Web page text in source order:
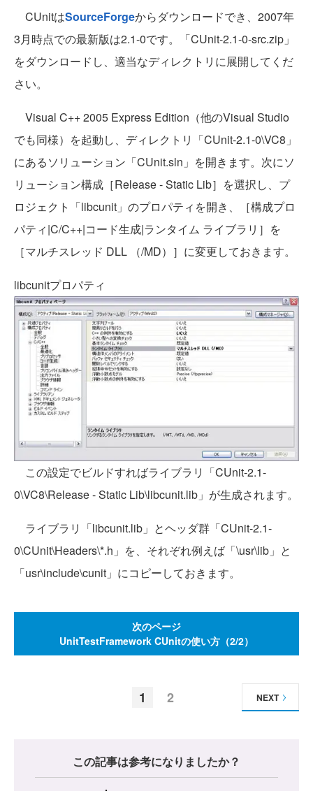
CUnitはSourceForgeからダウンロードでき、2007年
3月時点での最新版は2.1-0です。「CUnit-2.1-0-src.zip」
をダウンロードし、適当なディレクトリに展開してくだ
さい。
Visual C++ 2005 Express Edition（他のVisual Studio
でも同様）を起動し、ディレクトリ「CUnit-2.1-0\VC8」
にあるソリューション「CUnit.sln」を開きます。次にソ
リューション構成［Release - Static Lib］を選択し、プ
ロジェクト「libcunit」のプロパティを開き、［構成プロ
パティ|C/C++|コード生成|ランタイム ライブラリ］を
［マルチスレッド DLL （/MD）］に変更しておきます。
libcunitプロパティ
この設定でビルドすればライブラリ「CUnit-2.1-
0\VC8\Release - Static Lib\libcunit.lib」が生成されます。
ライブラリ「libcunit.lib」とヘッダ群「CUnit-2.1-
0\CUnit\Headers\*.h」を、それぞれ例えば「\usr\lib」と
「usr\include\cunit」にコピーしておきます。
次のページ
UnitTestFramework CUnitの使い方（2/2）
1 2 NEXT
この記事は参考になりましたか？